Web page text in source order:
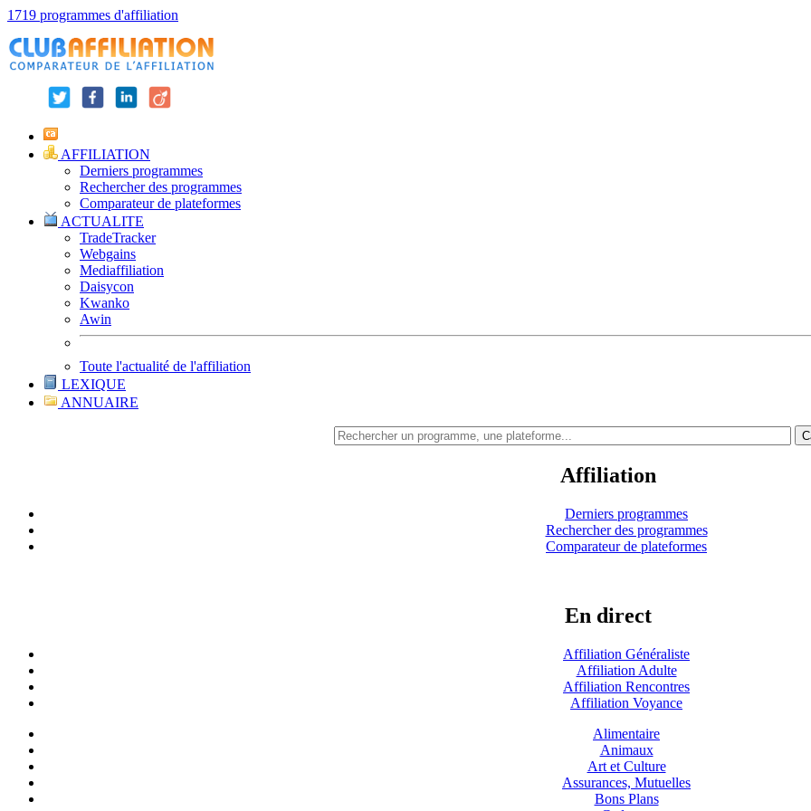
1719 programmes d'affiliation
AFFILIATION
Derniers programmes
Rechercher des programmes
Comparateur de plateformes
ACTUALITE
TradeTracker
Webgains
Mediaffiliation
Daisycon
Kwanko
Awin
Toute l'actualité de l'affiliation
LEXIQUE
ANNUAIRE
Affiliation
Derniers programmes
Rechercher des programmes
Comparateur de plateformes
En direct
Affiliation Généraliste
Affiliation Adulte
Affiliation Rencontres
Affiliation Voyance
Alimentaire
Animaux
Art et Culture
Assurances, Mutuelles
Bons Plans